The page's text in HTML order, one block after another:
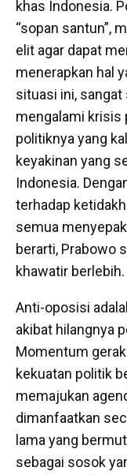
khas Indonesia.
“sopan santun”,
elit agar dapat
menerapkan hal
situasi ini,
mengalami krisis
politiknya yang
keyakinan yang
Indonesia.
terhadap
semua
berarti, Prabowo
khawatir berlebih.
Anti-oposisi
akibat hilangnya
Momentum
kekuatan politik
memajukan
dimanfaatkan
lama yang
sebagai sosok